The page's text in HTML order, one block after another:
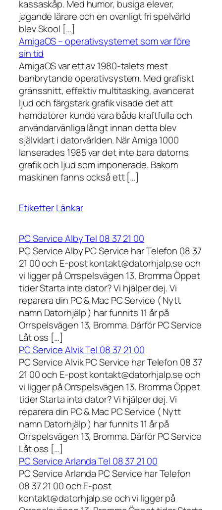
kassaskåp. Med humor, busiga elever,
jagande lärare och en ovanligt fri spelvärld
blev Skool […]
AmigaOS – operativsystemet som var före
sin tid
AmigaOS var ett av 1980-talets mest
banbrytande operativsystem. Med grafiskt
gränssnitt, effektiv multitasking, avancerat
ljud och färgstark grafik visade det att
hemdatorer kunde vara både kraftfulla och
användarvänliga långt innan detta blev
självklart i datorvärlden. När Amiga 1000
lanserades 1985 var det inte bara datorns
grafik och ljud som imponerade. Bakom
maskinen fanns också ett […]
EtiketterLänkar
PC Service Alby Tel 08 37 21 00
PC Service Alby PC Service har Telefon 08 37
21 00 och E-post kontakt@datorhjalp.se och
vi ligger på Orrspelsvägen 13, Bromma Öppet
tider Starta inte dator? Vi hjälper dej. Vi
reparera din PC & Mac PC Service ( Nytt
namn Datorhjälp ) har funnits 11 år på
Orrspelsvägen 13, Bromma. Därför PC Service
Låt oss […]
PC Service Alvik Tel 08 37 21 00
PC Service Alvik PC Service har Telefon 08 37
21 00 och E-post kontakt@datorhjalp.se och
vi ligger på Orrspelsvägen 13, Bromma Öppet
tider Starta inte dator? Vi hjälper dej. Vi
reparera din PC & Mac PC Service ( Nytt
namn Datorhjälp ) har funnits 11 år på
Orrspelsvägen 13, Bromma. Därför PC Service
Låt oss […]
PC Service Arlanda Tel 08 37 21 00
PC Service Arlanda PC Service har Telefon
08 37 21 00 och E-post
kontakt@datorhjalp.se och vi ligger på